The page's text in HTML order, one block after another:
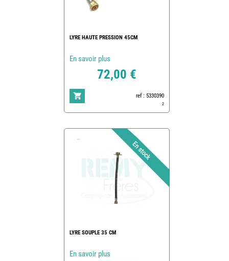
LYRE HAUTE PRESSION 45CM
En savoir plus
72,00 €
ref : 5330390
2
LYRE SOUPLE 35 CM
En savoir plus